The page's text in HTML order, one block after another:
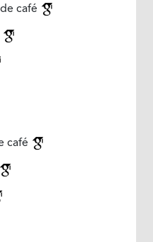
café
café